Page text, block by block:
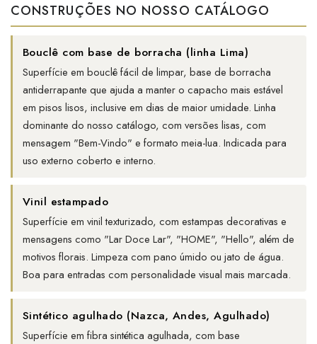
CONSTRUÇÕES NO NOSSO CATÁLOGO
Bouclê com base de borracha (linha Lima)
Superfície em bouclê fácil de limpar, base de borracha
antiderrapante que ajuda a manter o capacho mais estável
em pisos lisos, inclusive em dias de maior umidade. Linha
dominante do nosso catálogo, com versões lisas, com
mensagem "Bem-Vindo" e formato meia-lua. Indicada para
uso externo coberto e interno.
Vinil estampado
Superfície em vinil texturizado, com estampas decorativas e
mensagens como "Lar Doce Lar", "HOME", "Hello", além de
motivos florais. Limpeza com pano úmido ou jato de água.
Boa para entradas com personalidade visual mais marcada.
Sintético agulhado (Nazca, Andes, Agulhado)
Superfície em fibra sintética agulhada, com base